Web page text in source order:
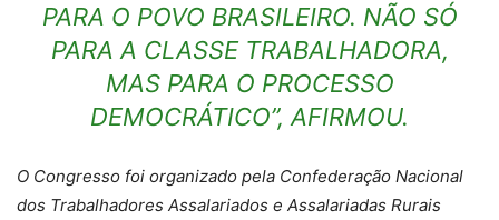
PARA O POVO BRASILEIRO. NÃO SÓ
PARA A CLASSE TRABALHADORA,
MAS PARA O PROCESSO
DEMOCRÁTICO”, AFIRMOU.
O Congresso foi organizado pela Confederação Nacional
dos Trabalhadores Assalariados e Assalariadas Rurais